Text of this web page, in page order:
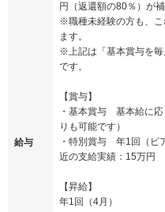
給与
円（返還額の80％）が補
※職種未経験の方も、こ
ます。
※上記は「基本賞与を
です。
【賞与】
・基本賞与 基本給に
りも可能です）
・特別賞与 年1回（ピ
近の支給実績：15万円
【昇給】
年1回（4月）